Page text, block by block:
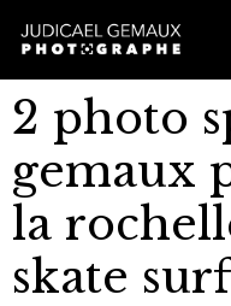
2 photo
gemaux
la
skate